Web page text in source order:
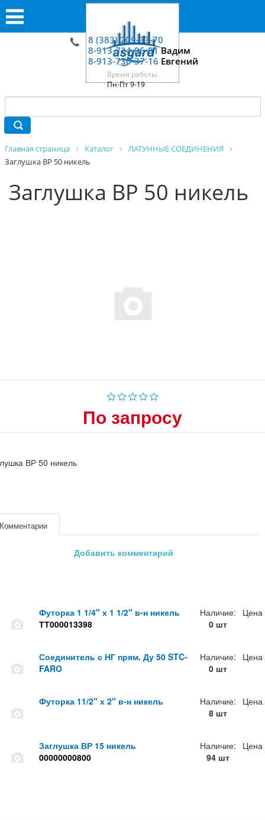
8 (383) 209-33-70
8-913-724-06-01Вадим
8-913-730-37-16 Евгений
Время работы:
Пн-Пт 9-19
Главная страница Каталог
ЛАТУННЫЕ СОЕДИНЕНИЯ
Заглушка ВР 50 никель
Заглушка ВР 50 никель
По запросу
ВР 50 никель
Добавить комментарий
Футорка 1 1/4" х 1 1/2" в-н никель
ТТ000013398
Наличие:
0 шт
Цена
Соединитель с НГ прям. Ду 50 STC-
FARO
Наличие:
0 шт
Цена
Футорка 11/2" х 2" в-н никель
Наличие:
8 шт
Цена
Заглушка ВР 15 никель
00000000800
Наличие:
94 шт
Цена